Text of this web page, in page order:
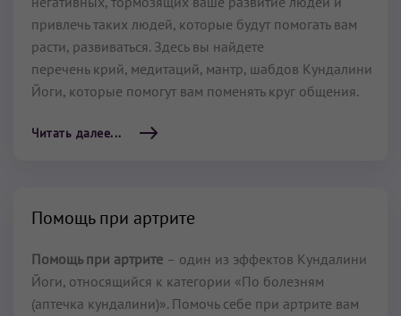
привлечь таких людей, которые будут помогать вам
расти, развиваться. Здесь вы найдете
перечень крий, медитаций, мантр, шабдов Кундалини
Йоги, которые помогут вам поменять круг общения.
Читать далее...
Помощь при артрите
Помощь при артрите – один из эффектов Кундалини
Йоги, относящийся к категории «По болезням
(аптечка кундалини)». Помочь себе при артрите вам